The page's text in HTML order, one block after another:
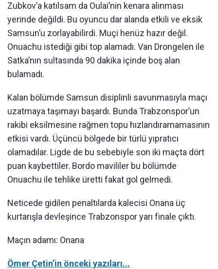
Zubkov’a katılsam da Oulai’nin kenara alınması
yerinde değildi. Bu oyuncu dar alanda etkili ve eksik
Samsun’u zorlayabilirdi. Muçi henüz hazır değil.
Onuachu istediği gibi top alamadı. Van Drongelen ile
Satka’nın sultasında 90 dakika içinde boş alan
bulamadı.
Kalan bölümde Samsun disiplinli savunmasıyla maçı
uzatmaya taşımayı başardı. Bunda Trabzonspor’un
rakibi eksilmesine rağmen topu hızlandıramamasının
etkisi vardı. Üçüncü bölgede bir türlü yıpratıcı
olamadılar. Ligde de bu sebebiyle son iki maçta dört
puan kaybettiler. Bordo mavililer bu bölümde
Onuachu ile tehlike üretti fakat gol gelmedi.
Neticede gidilen penaltılarda kalecisi Onana üç
kurtarışla devleşince Trabzonspor yarı finale çıktı.
Maçın adamı: Onana
Ömer Çetin’in önceki yazıları...